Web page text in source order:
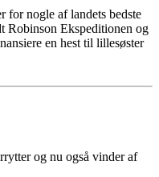
for nogle af landets bedste
Robinson Ekspeditionen og
en hest til lillesøster
og nu også vinder af